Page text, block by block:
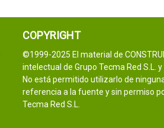
COPYRIGHT
©1999-2025 El material de
intelectual de Grupo Tecma Red S.L.
No está permitido utilizarlo de
referencia a la fuente y sin permiso
Tecma Red S.L.